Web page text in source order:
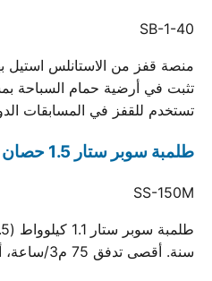
SB-1-40
منصة قفز من الاستانلس استيل
تثبت في أرضية حمام السباحة
تستخدم للقفز في المسابقات
طلمبة سوبر ستار 1.5 حصان
SS-150M
سنة. أقصى تدفق 75 م3/ساعة، أقصى ارتفاع 20 متر